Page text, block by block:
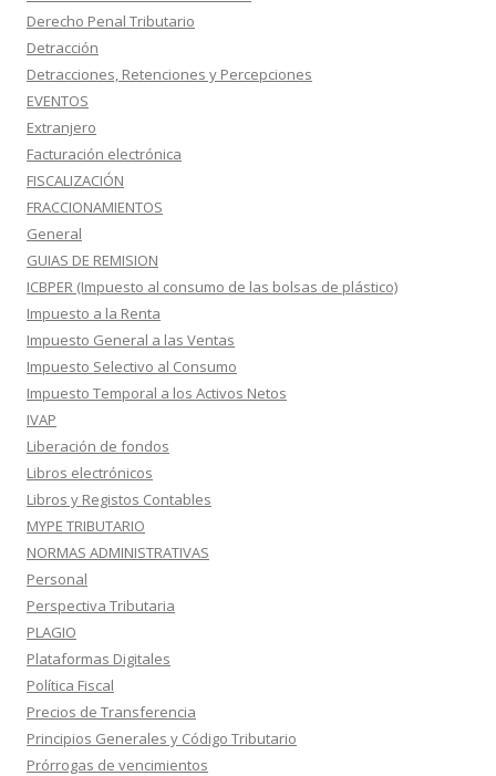
Derecho Penal Tributario
Detracción
Detracciones, Retenciones y Percepciones
EVENTOS
Extranjero
Facturación electrónica
FISCALIZACIÓN
FRACCIONAMIENTOS
General
GUIAS DE REMISION
ICBPER (Impuesto al consumo de las bolsas de plástico)
Impuesto a la Renta
Impuesto General a las Ventas
Impuesto Selectivo al Consumo
Impuesto Temporal a los Activos Netos
IVAP
Liberación de fondos
Libros electrónicos
Libros y Registos Contables
MYPE TRIBUTARIO
NORMAS ADMINISTRATIVAS
Personal
Perspectiva Tributaria
PLAGIO
Plataformas Digitales
Política Fiscal
Precios de Transferencia
Principios Generales y Código Tributario
Prórrogas de vencimientos